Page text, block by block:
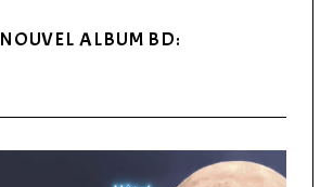
NOUVEL ALBUM BD: